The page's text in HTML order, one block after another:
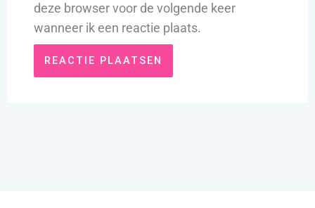
deze browser voor de volgende keer
wanneer ik een reactie plaats.